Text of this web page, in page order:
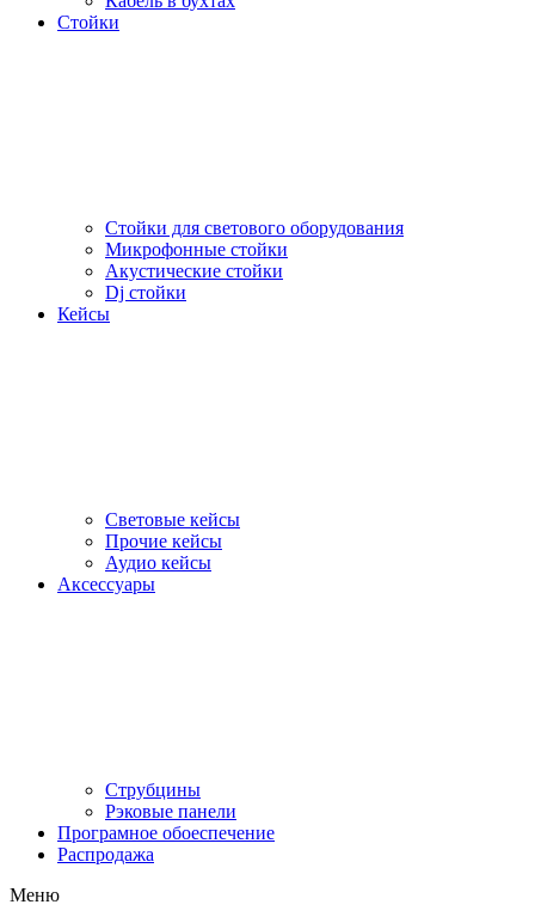
Стойки
Стойки для светового оборудования
Микрофонные стойки
Акустические стойки
Dj стойки
Кейсы
Световые кейсы
Прочие кейсы
Аудио кейсы
Аксессуары
Струбцины
Рэковые панели
Програмное обоеспечение
Распродажа
Меню